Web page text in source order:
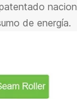
de energía.